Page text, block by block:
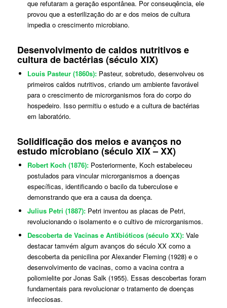
que refutaram a geração espontânea. Por conseuqência, ele
provou que a esterilização do ar e dos meios de cultura
impedia o crescimento microbiano.
Desenvolvimento de caldos nutritivos e
cultura de bactérias (século XIX)
Louis Pasteur (1860s):Pasteur, sobretudo, desenvolveu os
primeiros caldos nutritivos, criando um ambiente favorável
para o crescimento de microrganismos fora do corpo do
hospedeiro. Isso permitiu o estudo e a cultura de bactérias
em laboratório.
Solidificação dos meios e avanços no
estudo microbiano (século XIX – XX)
Robert Koch (1876):Posteriormente, Koch estabeleceu
postulados para vincular microrganismos a doenças
específicas, identificando o bacilo da tuberculose e
demonstrando que era a causa da doença.
Julius Petri (1887):Petri inventou as placas de Petri,
revolucionando o isolamento e o cultivo de microrganismos.
Descoberta de Vacinas e Antibióticos (século XX):Vale
destacar tamvém algum avanços do século XX como a
descoberta da penicilina por Alexander Fleming (1928) e o
desenvolvimento de vacinas, como a vacina contra a
poliomielite por Jonas Salk (1955). Essas descobertas foram
fundamentais para revolucionar o tratamento de doenças
infecciosas.